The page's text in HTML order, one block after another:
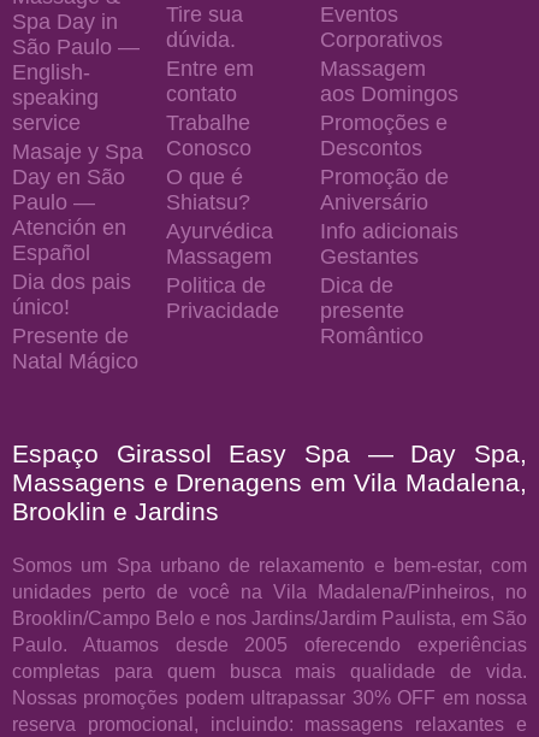
Spa Day in
São Paulo —
English-
speaking
service
Masaje y Spa
Day en São
Paulo —
Atención en
Español
Dia dos pais
único!
Presente de
Natal Mágico
Tire sua
dúvida.
Entre em
contato
Trabalhe
Conosco
O que é
Shiatsu?
Ayurvédica
Massagem
Politica de
Privacidade
Eventos
Corporativos
Massagem
aos Domingos
Promoções e
Descontos
Promoção de
Aniversário
Info adicionais
Gestantes
Dica de
presente
Romântico
Espaço Girassol Easy Spa — Day Spa,
Massagens e Drenagens em Vila Madalena,
Brooklin e Jardins
Somos um Spa urbano de relaxamento e bem-estar, com
unidades perto de você na Vila Madalena/Pinheiros, no
Brooklin/Campo Belo e nos Jardins/Jardim Paulista, em São
Paulo. Atuamos desde 2005 oferecendo experiências
completas para quem busca mais qualidade de vida.
Nossas promoções podem ultrapassar 30% OFF em nossa
reserva promocional, incluindo: massagens relaxantes e